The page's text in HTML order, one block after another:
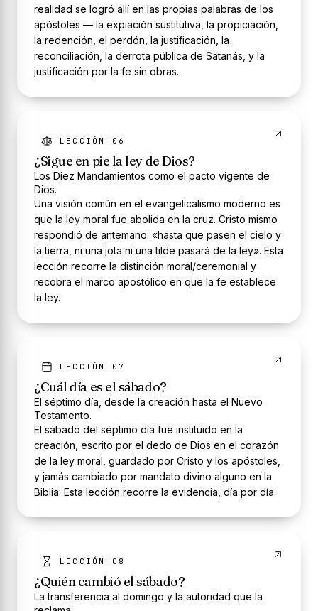
realidad se logró allí en las propias palabras de los
apóstoles — la expiación sustitutiva, la propiciación,
la redención, el perdón, la justificación, la
reconciliación, la derrota pública de Satanás, y la
justificación por la fe sin obras.
LECCIÓN 06
¿Sigue en pie la ley de Dios?
Los Diez Mandamientos como el pacto vigente de
Dios.
Una visión común en el evangelicalismo moderno es
que la ley moral fue abolida en la cruz. Cristo mismo
respondió de antemano: «hasta que pasen el cielo y
la tierra, ni una jota ni una tilde pasará de la ley». Esta
lección recorre la distinción moral/ceremonial y
recobra el marco apostólico en que la fe establece
la ley.
LECCIÓN 07
¿Cuál día es el sábado?
El séptimo día, desde la creación hasta el Nuevo
Testamento.
El sábado del séptimo día fue instituido en la
creación, escrito por el dedo de Dios en el corazón
de la ley moral, guardado por Cristo y los apóstoles,
y jamás cambiado por mandato divino alguno en la
Biblia. Esta lección recorre la evidencia, día por día.
LECCIÓN 08
¿Quién cambió el sábado?
La transferencia al domingo y la autoridad que la